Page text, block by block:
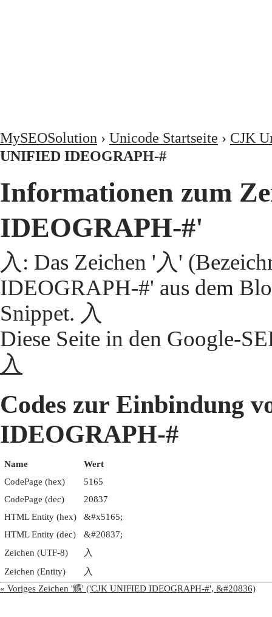
MySEOSolution › Unicode Startseite › CJK
UNIFIED IDEOGRAPH-#
Informationen zum
IDEOGRAPH-#'
入: Das Zeichen '入'
IDEOGRAPH-#' aus dem
Snippet. 入
Diese Seite in den Google-
入
Codes zur Einbindung
IDEOGRAPH-#
Name
Wert
CodePage (hex)
5165
CodePage (dec)
20837
HTML Entity (hex)
&#x5165;
HTML Entity (dec)
&#20837;
Zeichen (UTF-8)
入
Zeichen (Entity)
入
« Voriges Zeichen '兤' ('CJK UNIFIED IDEOGRAPH-#', &#20836)